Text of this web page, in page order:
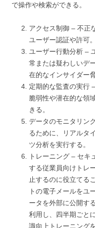
で操作や検索ができる。
アクセス制御 – 不正
ユーザー認証や許可。
ユーザー行動分析 –
常または疑わしいデ
在的なインサイダー
定期的な監査の実行
脆弱性や潜在的な領
きる。
データのモニタリン
るために、リアルタ
ツ分析を実行する。
トレーニング – セキ
する従業員向けトレ
止するのに役立てる
トの電子メールをユ
ータを外部に公開す
利用し、四半期ごと
識向上トレーニング